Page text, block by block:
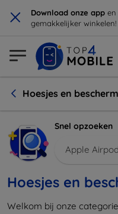
× Download onze app en
gemakkelijker winkelen!
Hoesjes en
Snel opzoeken
Apple
Hoesjes en
Welkom bij onze